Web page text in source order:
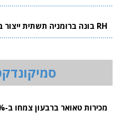
RH בונה ברומניה תשתית ייצור ביטחוני ישראלית
מכירות טאואר ברבעון צמחו ב-24%